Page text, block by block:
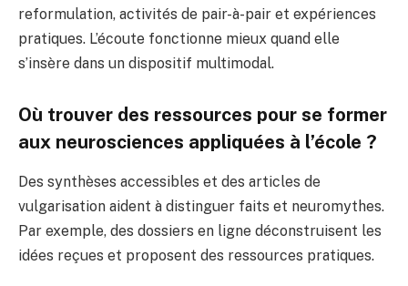
reformulation, activités de pair-à-pair et expériences
pratiques. L’écoute fonctionne mieux quand elle
s’insère dans un dispositif multimodal.
Où trouver des ressources pour se former
aux neurosciences appliquées à l’école ?
Des synthèses accessibles et des articles de
vulgarisation aident à distinguer faits et neuromythes.
Par exemple, des dossiers en ligne déconstruisent les
idées reçues et proposent des ressources pratiques.